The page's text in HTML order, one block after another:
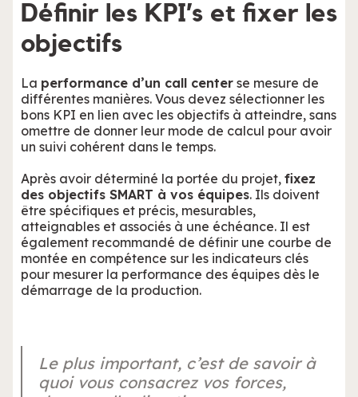
Définir les KPI’s et fixer les
objectifs
La performance d’un call center se mesure de
différentes manières. Vous devez sélectionner les
bons KPI en lien avec les objectifs à atteindre, sans
omettre de donner leur mode de calcul pour avoir
un suivi cohérent dans le temps.
Après avoir déterminé la portée du projet, fixez
des objectifs SMART à vos équipes. Ils doivent
être spécifiques et précis, mesurables,
atteignables et associés à une échéance. Il est
également recommandé de définir une courbe de
montée en compétence sur les indicateurs clés
pour mesurer la performance des équipes dès le
démarrage de la production.
Le plus important, c’est de savoir à
quoi vous consacrez vos forces,